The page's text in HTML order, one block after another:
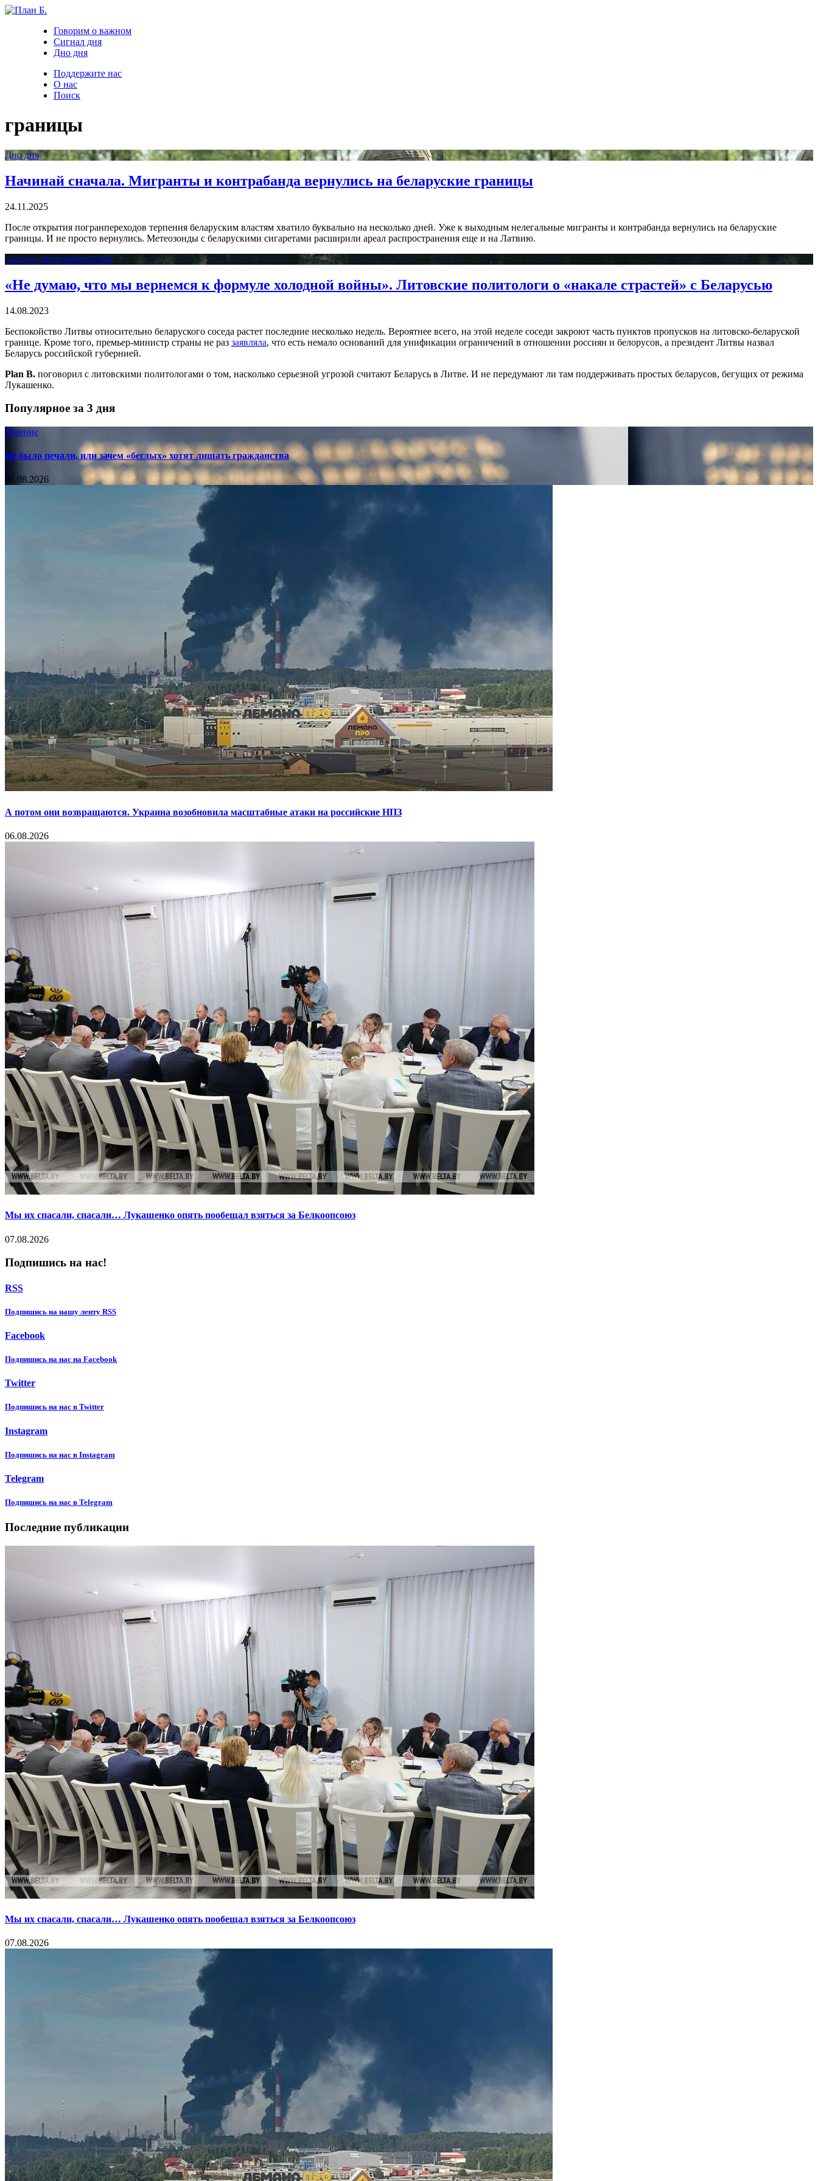
Говорим о важном
Сигнал дня
Дно дня
Поддержите нас
О нас
Поиск
границы
Дно дня
Начинай сначала. Мигранты и контрабанда вернулись на беларуские границы
24.11.2025
После открытия погранпереходов терпения беларуским властям хватило буквально на несколько дней. Уже к выходным нелегальные мигранты и контрабанда вернулись на беларуские
границы. И не просто вернулись. Метеозонды с беларускими сигаретами расширили ареал распространения еще и на Латвию.
Сигнал дня Комментарий
«Не думаю, что мы вернемся к формуле холодной войны». Литовские политологи о «накале страстей» с Беларусью
14.08.2023
Беспокойство Литвы относительно беларуского соседа растет последние несколько недель. Вероятнее всего, на этой неделе соседи закроют часть пунктов пропусков на литовско-беларуской
границе. Кроме того, премьер-министр страны не раз заявляла, что есть немало оснований для унификации ограничений в отношении россиян и белорусов, а президент Литвы назвал
Беларусь российской губернией.
Plan B. поговорил с литовскими политологами о том, насколько серьезной угрозой считают Беларусь в Литве. И не передумают ли там поддерживать простых беларусов, бегущих от режима
Лукашенко.
Популярное за 3 дня
Мнение
Не было печали, или зачем «беглых» хотят лишать гражданства
06.08.2026
А потом они возвращаются. Украина возобновила масштабные атаки на российские НПЗ
06.08.2026
Мы их спасали, спасали… Лукашенко опять пообещал взяться за Белкоопсоюз
07.08.2026
Подпишись на нас!
RSS
Подпишиcь на нашу ленту RSS
Facebook
Подпишиcь на нас на Facebook
Twitter
Подпишиcь на нас в Twitter
Instagram
Подпишиcь на нас в Instagram
Telegram
Подпишиcь на нас в Telegram
Последние публикации
Мы их спасали, спасали… Лукашенко опять пообещал взяться за Белкоопсоюз
07.08.2026